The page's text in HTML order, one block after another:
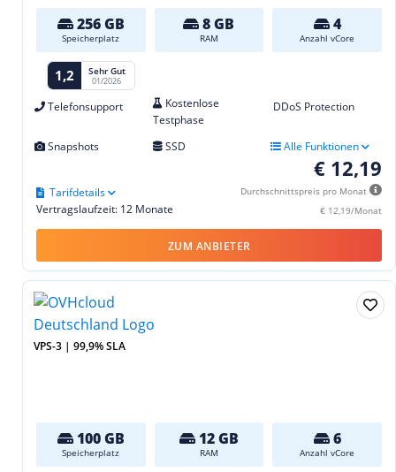
256 GB
Speicherplatz
8 GB
RAM
4
Anzahl vCore
1,2 Sehr Gut
01/2026
Telefonsupport
Kostenlose
Testphase
DDoS Protection
Snapshots SSD Alle Funktionen
€ 12,19
Durchschnittspreis pro Monat
€ 12,19/Monat
Vertragslaufzeit: 12 Monate
Tarifdetails
ZUM ANBIETER
VPS-3 | 99,9% SLA
100 GB
Speicherplatz
12 GB
RAM
6
Anzahl vCore